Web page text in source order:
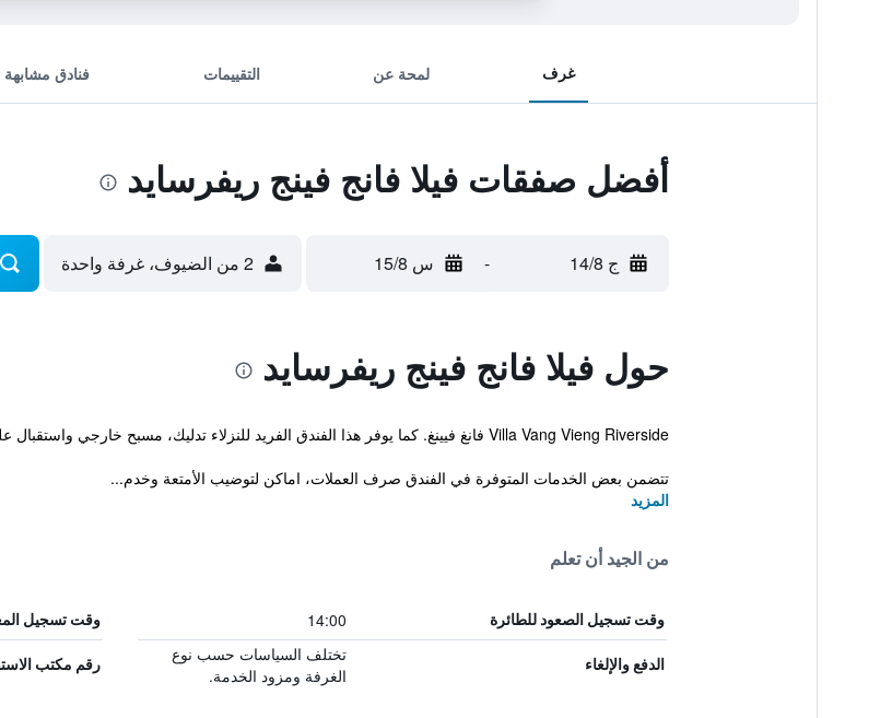
غرف لمحة عن التقييمات فنادق مشابهة
أفضل صفقات فيلا فانج فينج ريفرسايد
ج 14/8 - س 15/8 2 من الضيوف، غرفة واحدة
حول فيلا فانج فينج ريفرسايد
Villa Vang Vieng Riverside فانغ فيينغ. كما يوفر هذا الفندق الفريد للنزلاء تدليك، مسبح خارجي واستقبال على مدار الساعة.
تتضمن بعض الخدمات المتوفرة في الفندق صرف العملات، اماكن لتوضيب الأمتعة وخدم...
المزيد
من الجيد أن تعلم
وقت تسجيل الصعود للطائرة 14:00 وقت تسجيل
الدفع والإلغاء
تختلف السياسات حسب نوع
الغرفة ومزود الخدمة.
رقم مكتب